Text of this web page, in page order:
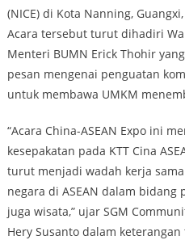
(NICE) di Kota Nanning,
Acara tersebut turut dihadiri
Menteri BUMN Erick Thohir
pesan mengenai penguatan
untuk membawa UMKM
“Acara China-ASEAN Expo ini
kesepakatan pada KTT Cina
turut menjadi wadah kerja
negara di ASEAN dalam bidang
juga wisata,” ujar SGM
Hery Susanto dalam